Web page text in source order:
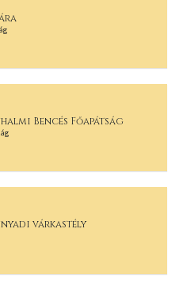
Bencés Főapátság
várkastély